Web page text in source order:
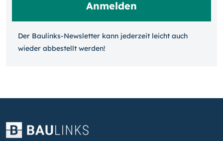
Der Baulinks-Newsletter kann jeder­zeit leicht auch
wieder ab­bestellt werden!